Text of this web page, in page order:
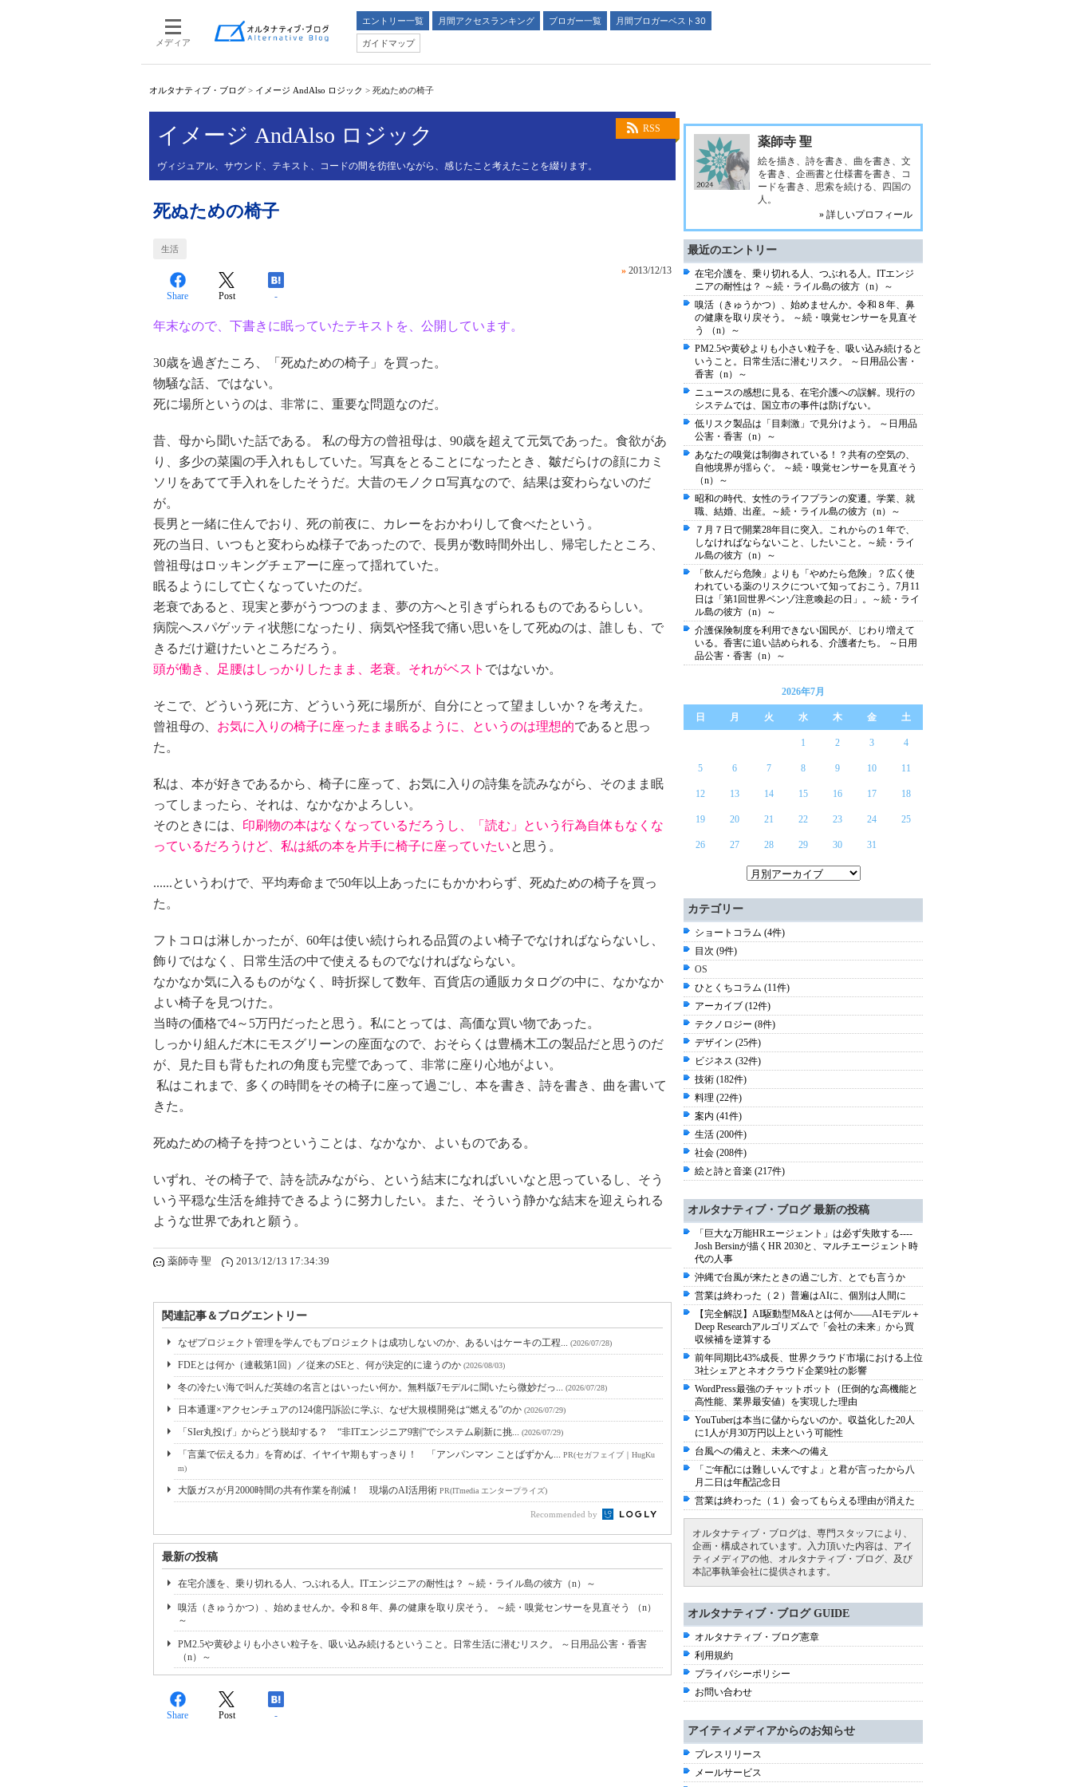
メディア
エントリー一覧 月間アクセスランキング ブロガー一覧
月間ブロガーベスト30
ガイドマップ
オルタナティブ・ブログ > イメージ AndAlso ロジック > 死ぬための椅子
RSS
イメージ AndAlso ロジック
ヴィジュアル、サウンド、テキスト、コードの間を彷徨いながら、感じたこと考えたことを綴ります。
死ぬための椅子
生活
» 2013/12/13
Share Post -
年末なので、下書きに眠っていたテキストを、公開しています。
30歳を過ぎたころ、「死ぬための椅子」を買った。
物騒な話、ではない。
死に場所というのは、非常に、重要な問題なのだ。
昔、母から聞いた話である。 私の母方の曾祖母は、90歳を超えて元気であった。食欲があ
り、多少の菜園の手入れもしていた。写真をとることになったとき、皺だらけの顔にカミ
ソリをあてて手入れをしたそうだ。大昔のモノクロ写真なので、結果は変わらないのだ
が。
長男と一緒に住んでおり、死の前夜に、カレーをおかわりして食べたという。
死の当日、いつもと変わらぬ様子であったので、長男が数時間外出し、帰宅したところ、
曾祖母はロッキングチェアーに座って揺れていた。
眠るようにして亡くなっていたのだ。
老衰であると、現実と夢がうつつのまま、夢の方へと引きずられるものであるらしい。
病院へスパゲッティ状態になったり、病気や怪我で痛い思いをして死ぬのは、誰しも、で
きるだけ避けたいところだろう。
頭が働き、足腰はしっかりしたまま、老衰。それがベスト ではないか。
そこで、どういう死に方、どういう死に場所が、自分にとって望ましいか？を考えた。
曾祖母の、 お気に入りの椅子に座ったまま眠るように、というのは理想的であると思っ
た。
私は、本が好きであるから、椅子に座って、お気に入りの詩集を読みながら、そのまま眠
ってしまったら、それは、なかなかよろしい。
そのときには、 印刷物の本はなくなっているだろうし、「読む」という行為自体もなくな
っているだろうけど、私は紙の本を片手に椅子に座っていたいと思う。
......というわけで、平均寿命まで50年以上あったにもかかわらず、死ぬための椅子を買っ
た。
フトコロは淋しかったが、60年は使い続けられる品質のよい椅子でなければならないし、
飾りではなく、日常生活の中で使えるものでなければならない。
なかなか気に入るものがなく、時折探して数年、百貨店の通販カタログの中に、なかなか
よい椅子を見つけた。
当時の価格で4～5万円だったと思う。私にとっては、高価な買い物であった。
しっかり組んだ木にモスグリーンの座面なので、おそらくは豊橋木工の製品だと思うのだ
が、見た目も背もたれの角度も完璧であって、非常に座り心地がよい。
私はこれまで、多くの時間をその椅子に座って過ごし、本を書き、詩を書き、曲を書いて
きた。
死ぬための椅子を持つということは、なかなか、よいものである。
いずれ、その椅子で、詩を読みながら、という結末になればいいなと思っているし、そう
いう平穏な生活を維持できるように努力したい。また、そういう静かな結末を迎えられる
ような世界であれと願う。
薬師寺 聖 2013/12/13 17:34:39
関連記事＆ブログエントリー
なぜプロジェクト管理を学んでもプロジェクトは成功しないのか、あるいはケーキの工程... (2026/07/28)
FDEとは何か（連載第1回）／従来のSEと、何が決定的に違うのか (2026/08/03)
冬の冷たい海で叫んだ英雄の名言とはいったい何か。無料版7モデルに聞いたら微妙だっ... (2026/07/28)
日本通運×アクセンチュアの124億円訴訟に学ぶ、なぜ大規模開発は“燃える”のか (2026/07/29)
「SIer丸投げ」からどう脱却する？ “非ITエンジニア9割”でシステム刷新に挑... (2026/07/29)
「言葉で伝える力」を育めば、イヤイヤ期もすっきり！ 「アンパンマン ことばずかん... PR(セガフェイブ｜HugKu
m)
大阪ガスが月2000時間の共有作業を削減！ 現場のAI活用術 PR(ITmedia エンタープライズ)
Recommended by
最新の投稿
在宅介護を、乗り切れる人、つぶれる人。ITエンジニアの耐性は？ ～続・ライル島の彼方（n）～
嗅活（きゅうかつ）、始めませんか。令和８年、鼻の健康を取り戻そう。 ～続・嗅覚センサーを見直そう （n）
～
PM2.5や黄砂よりも小さい粒子を、吸い込み続けるということ。日常生活に潜むリスク。 ～日用品公害・香害
（n）～
Share Post -
薬師寺 聖
絵を描き、詩を書き、曲を書き、文
を書き、企画書と仕様書を書き、コ
ードを書き、思索を続ける、四国の
人。
» 詳しいプロフィール
最近のエントリー
在宅介護を、乗り切れる人、つぶれる人。ITエンジ
ニアの耐性は？ ～続・ライル島の彼方（n）～
嗅活（きゅうかつ）、始めませんか。令和８年、鼻
の健康を取り戻そう。 ～続・嗅覚センサーを見直そ
う （n）～
PM2.5や黄砂よりも小さい粒子を、吸い込み続けると
いうこと。日常生活に潜むリスク。 ～日用品公害・
香害（n）～
ニュースの感想に見る、在宅介護への誤解。現行の
システムでは、国立市の事件は防げない。
低リスク製品は「目刺激」で見分けよう。 ～日用品
公害・香害（n）～
あなたの嗅覚は制御されている！？共有の空気の、
自他境界が揺らぐ。 ～続・嗅覚センサーを見直そう
（n）～
昭和の時代、女性のライフプランの変遷。学業、就
職、結婚、出産。～続・ライル島の彼方（n）～
７月７日で開業28年目に突入。これからの１年で、
しなければならないこと、したいこと。～続・ライ
ル島の彼方（n）～
「飲んだら危険」よりも「やめたら危険」？広く使
われている薬のリスクについて知っておこう。7月11
日は「第1回世界ベンゾ注意喚起の日」。～続・ライ
ル島の彼方（n）～
介護保険制度を利用できない国民が、じわり増えて
いる。香害に追い詰められる、介護者たち。 ～日用
品公害・香害（n）～
2026年7月
日 月 火 水 木 金 土
1 2 3 4
5 6 7 8 9 10 11
12 13 14 15 16 17 18
19 20 21 22 23 24 25
26 27 28 29 30 31
カテゴリー
ショートコラム (4件)
目次 (9件)
OS
ひとくちコラム (11件)
アーカイブ (12件)
テクノロジー (8件)
デザイン (25件)
ビジネス (32件)
技術 (182件)
料理 (22件)
案内 (41件)
生活 (200件)
社会 (208件)
絵と詩と音楽 (217件)
オルタナティブ・ブログ 最新の投稿
「巨大な万能HRエージェント」は必ず失敗する----
Josh Bersinが描くHR 2030と、マルチエージェント時
代の人事
沖縄で台風が来たときの過ごし方、とでも言うか
営業は終わった（２）普遍はAIに、個別は人間に
【完全解説】AI駆動型M&Aとは何か――AIモデル＋
Deep Researchアルゴリズムで「会社の未来」から買
収候補を逆算する
前年同期比43%成長、世界クラウド市場における上位
3社シェアとネオクラウド企業9社の影響
WordPress最強のチャットボット（圧倒的な高機能と
高性能、業界最安値）を実現した理由
YouTuberは本当に儲からないのか。収益化した20人
に1人が月30万円以上という可能性
台風への備えと、未来への備え
「ご年配には難しいんですよ」と君が言ったから八
月二日は年配記念日
営業は終わった（１）会ってもらえる理由が消えた
オルタナティブ・ブログは、専門スタッフにより、
企画・構成されています。入力頂いた内容は、アイ
ティメディアの他、オルタナティブ・ブログ、及び
本記事執筆会社に提供されます。
オルタナティブ・ブログ GUIDE
オルタナティブ・ブログ憲章
利用規約
プライバシーポリシー
お問い合わせ
アイティメディアからのお知らせ
プレスリリース
メールサービス